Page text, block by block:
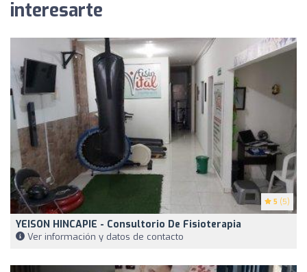
interesarte
5 (5)
YEISON HINCAPIE - Consultorio De Fisioterapia
Ver información y datos de contacto